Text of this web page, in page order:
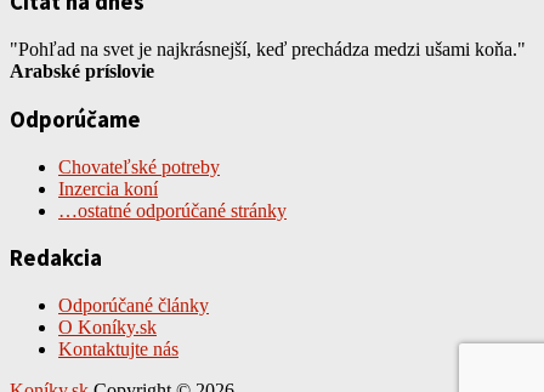
"Pohľad na svet je najkrásnejší, keď prechádza medzi ušami koňa."
Arabské príslovie
Odporúčame
Chovateľské potreby
Inzercia koní
…ostatné odporúčané stránky
Redakcia
Odporúčané články
O Koníky.sk
Kontaktujte nás